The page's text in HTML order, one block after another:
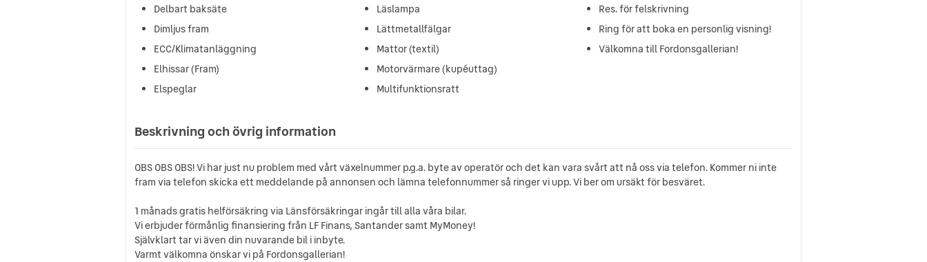
Delbart baksäte
Dimljus fram
ECC/Klimatanläggning
Elhissar (Fram)
Elspeglar
Läslampa
Lättmetallfälgar
Mattor (textil)
Motorvärmare (kupéuttag)
Multifunktionsratt
Res. för felskrivning
Ring för att boka en personlig visning!
Välkomna till Fordonsgallerian!
Beskrivning och övrig information
OBS OBS OBS! Vi har just nu problem med vårt växelnummer p.g.a. byte av operatör och det kan vara svårt att nå oss via telefon. Kommer ni inte
fram via telefon skicka ett meddelande på annonsen och lämna telefonnummer så ringer vi upp. Vi ber om ursäkt för besväret.
1 månads gratis helförsäkring via Länsförsäkringar ingår till alla våra bilar.
Vi erbjuder förmånlig finansiering från LF Finans, Santander samt MyMoney!
Självklart tar vi även din nuvarande bil i inbyte.
Varmt välkomna önskar vi på Fordonsgallerian!